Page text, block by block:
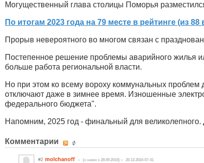
Могущественный глава столицы Поморья
По итогам 2023 года на 79 месте в рейтинге (из
Прорыв невероятного во многом связан с
Постепенное решение проблемы аварийного жилья
больше работа региональной власти.
Но при этом ко всему вороху коммунальных проблем
отключают даже в зимнее время. Изношенные
федерального бюджета".
Напомним, 2025 год - финальный для
Комментарии
#2 molchanoff (c нами с 28.09.2015) 20.12.2024 07:41